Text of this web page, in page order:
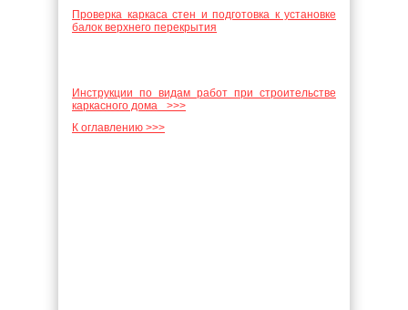
Проверка каркаса стен и подготовка к установке
балок верхнего перекрытия
Инструкции по видам работ при строительстве
каркасного дома >>>
К оглавлению >>>